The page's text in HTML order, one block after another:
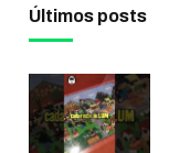
Últimos posts